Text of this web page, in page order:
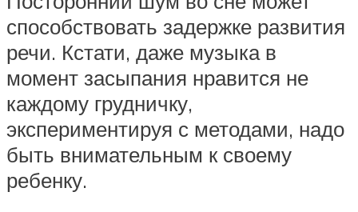
способствовать задержке развития
речи. Кстати, даже музыка в
момент засыпания нравится не
каждому грудничку,
экспериментируя с методами, надо
быть внимательным к своему
ребенку.